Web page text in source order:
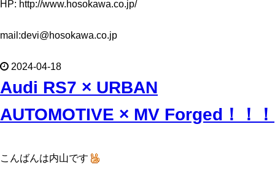
HP: http://www.hosokawa.co.jp/
mail:devi@hosokawa.co.jp
2024-04-18
Audi RS7 × URBAN
AUTOMOTIVE × MV Forged！！！
こんばんは内山です